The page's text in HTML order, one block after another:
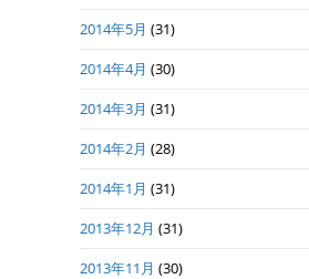
2014年5月 (31)
2014年4月 (30)
2014年3月 (31)
2014年2月 (28)
2014年1月 (31)
2013年12月 (31)
2013年11月 (30)